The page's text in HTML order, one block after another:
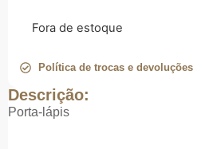
Descrição:
Porta-lápis
Fora de estoque
Política de trocas e devoluções